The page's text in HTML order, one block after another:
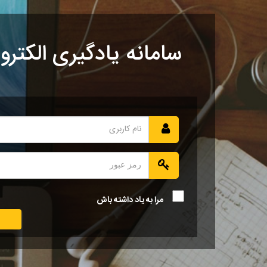
سامانه یادگیری
مرا به یاد داشته باش